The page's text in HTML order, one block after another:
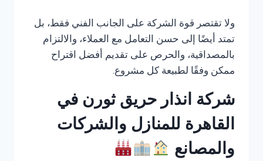
ولا تقتصر قوة الشركة على الجانب الفني فقط، بل
تمتد أيضًا إلى حسن التعامل مع العملاء، والالتزام
بالمصداقية، والحرص على تقديم أفضل اقتراح
ممكن وفقًا لطبيعة كل مشروع.
شركة انذار حريق ثورن في
القاهرة للمنازل والشركات
والمصانع